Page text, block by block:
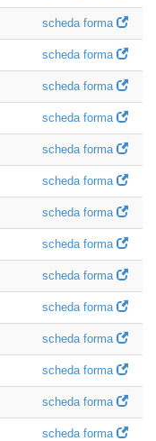
scheda forma
scheda forma
scheda forma
scheda forma
scheda forma
scheda forma
scheda forma
scheda forma
scheda forma
scheda forma
scheda forma
scheda forma
scheda forma
scheda forma